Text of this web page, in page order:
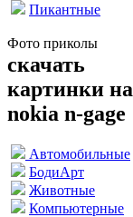
Пикантные
Фото приколы
скачать
картинки на
nokia n-gage
Автомобильные
БодиАрт
Животные
Компьютерные